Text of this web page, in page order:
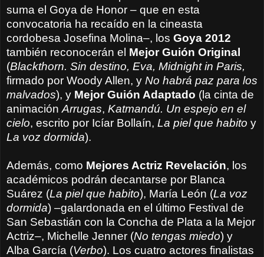
suma el Goya de Honor – que en esta
convocatoria ha recaído en la cineasta
cordobesa Josefina Molina–, los Goya 2012
también reconocerán el Mejor Guión Original
(Blackthorn. Sin destino, Eva, Midnight in Paris,
firmado por Woody Allen, y No habrá paz para los
malvados), y Mejor Guión Adaptado (la cinta de
animación Arrugas, Katmandú. Un espejo en el
cielo, escrito por Icíar Bollaín, La piel que habito y
La voz dormida).
Además, como Mejores Actriz Revelación, los
académicos podrán decantarse por Blanca
Suárez (La piel que habito), María León (La voz
dormida) –galardonada en el último Festival de
San Sebastián con la Concha de Plata a la Mejor
Actriz–, Michelle Jenner (No tengas miedo) y
Alba García (Verbo). Los cuatro actores finalistas